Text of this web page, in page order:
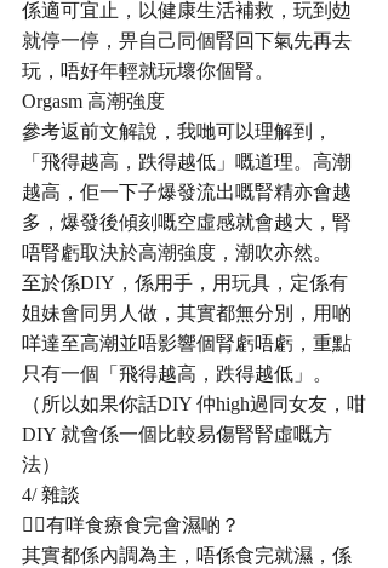
係適可宜止，以健康生活補救，玩到攰
就停一停，畀自己同個腎回下氣先再去
玩，唔好年輕就玩壞你個腎。
Orgasm 高潮強度
參考返前文解說，我哋可以理解到，
「飛得越高，跌得越低」嘅道理。高潮
越高，佢一下子爆發流出嘅腎精亦會越
多，爆發後傾刻嘅空虛感就會越大，腎
唔腎虧取決於高潮強度，潮吹亦然。
至於係DIY，係用手，用玩具，定係有
姐妹會同男人做，其實都無分別，用啲
咩達至高潮並唔影響個腎虧唔虧，重點
只有一個「飛得越高，跌得越低」。
（所以如果你話DIY 仲high過同女友，咁
DIY 就會係一個比較易傷腎腎虛嘅方
法）
4/ 雜談
☝🏼有咩食療食完會濕啲？
其實都係內調為主，唔係食完就濕，係